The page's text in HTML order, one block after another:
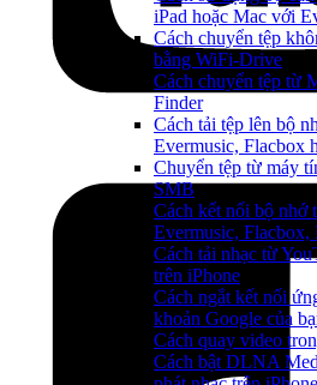
iPad hoặc Mac với
Cách chuyển tệp
bằng WiFi-Drive
Cách chuyển tệp từ
Finder
Cách tải tệp lên bộ
Evermusic, Flacbox
Chuyển tệp từ máy
SMB
Cách kết nối bộ
Evermusic, Flacbox,
Cách tải nhạc từ
trên iPhone
Cách ngắt kết nối
khoản Google của
Cách quay video
Cách bật DLNA